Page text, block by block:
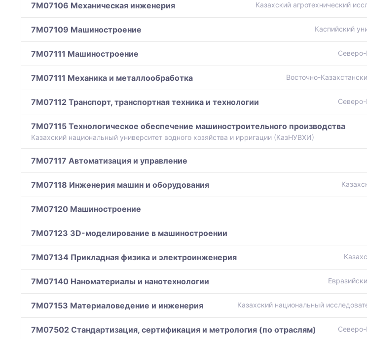
7M07106 Механическая инженерия Казахский агротехнический
7M07109 Машиностроение Каспийский
7M07111 Машиностроение
7M07111 Механика и металлообработка Восточно-
7M07112 Транспорт, транспортная техника и технологии
7M07115 Технологическое обеспечение машиностроительного производства
Казахский национальный университет водного хозяйства и ирригации (КазНУВХИ)
7M07117 Автоматизация и управление
7M07118 Инженерия машин и оборудования
7M07120 Машиностроение
7M07123 3D-моделирование в машиностроении
7M07134 Прикладная физика и электроинженерия
7M07140 Наноматериалы и нанотехнологии
7M07153 Материаловедение и инженерия Казахский национальный
7M07502 Стандартизация, сертификация и метрология (по отраслям)